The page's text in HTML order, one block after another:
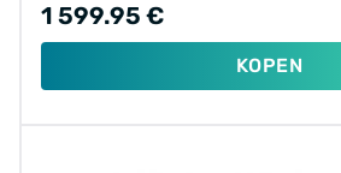
1 599.95 €
KOPEN